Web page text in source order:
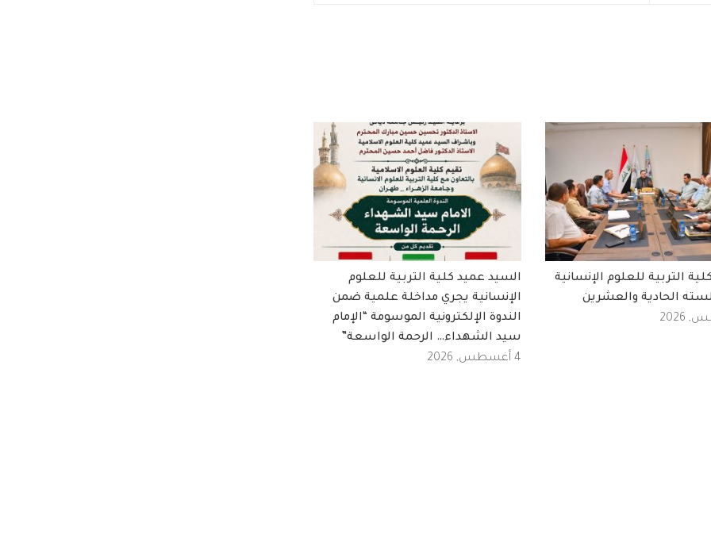
التربية للعلوم الإنسانية
الحادية والعشرين
السيد عميد كلية التربية للعلوم
الإنسانية يجري مداخلة علمية ضمن
الندوة الإلكترونية الموسومة “الإمام
سيد الشهداء… الرحمة الواسعة”
4 أغسطس, 2026